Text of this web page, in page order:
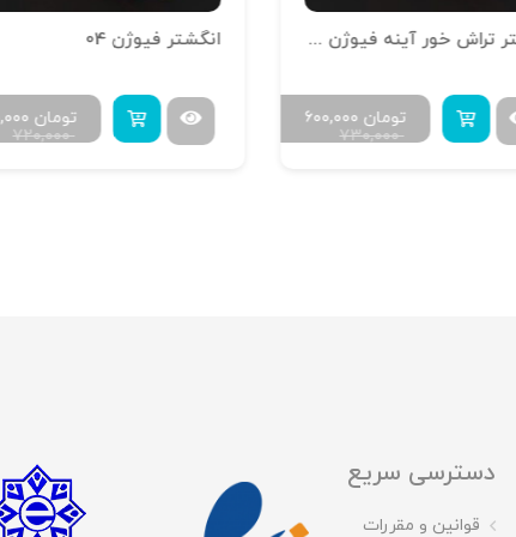
انگشتر تراش خور آینه فیوژن R-T-15
۷۳۰,۰۰۰
۶۰۰,۰۰۰تومان
انگشتر فیوژن 04
۷۲۰,۰۰۰
تومان
دسترسی سریع
قوانین و مقررات